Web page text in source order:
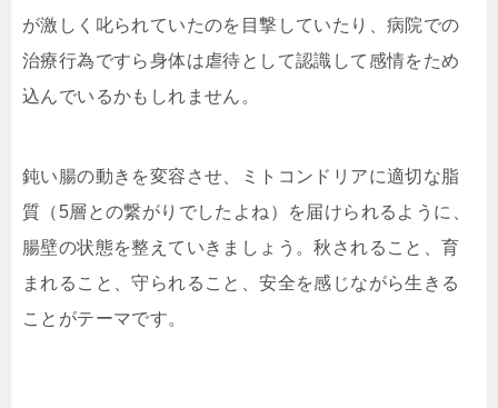
が激しく叱られていたのを目撃していたり、病院での
治療行為ですら身体は虐待として認識して感情をため
込んでいるかもしれません。
鈍い腸の動きを変容させ、ミトコンドリアに適切な脂
質（5層との繋がりでしたよね）を届けられるように、
腸壁の状態を整えていきましょう。秋されること、育
まれること、守られること、安全を感じながら生きる
ことがテーマです。